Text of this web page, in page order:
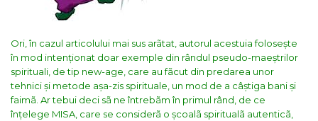
Ori, în cazul articolului mai sus arãtat, autorul acestuia folosește
în mod intenționat doar exemple din rândul pseudo-maeștrilor
spirituali, de tip new-age, care au fãcut din predarea unor
tehnici și metode așa-zis spirituale, un mod de a câștiga bani și
faimã. Ar tebui deci sã ne întrebãm în primul rând, de ce
înțelege MISA, care se considerã o școalã spiritualã autenticã,